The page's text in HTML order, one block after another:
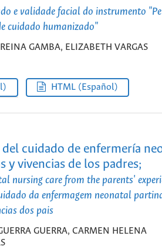
e validade facial do instrumento
cuidado humanizado"
GAMBA, ELIZABETH VARGAS
HTML (Español)
cuidado de enfermería
y vivencias de los padres;
nursing care from the parents'
da enfermagem neonatal
dos pais
GUERRA, CARMEN HELENA